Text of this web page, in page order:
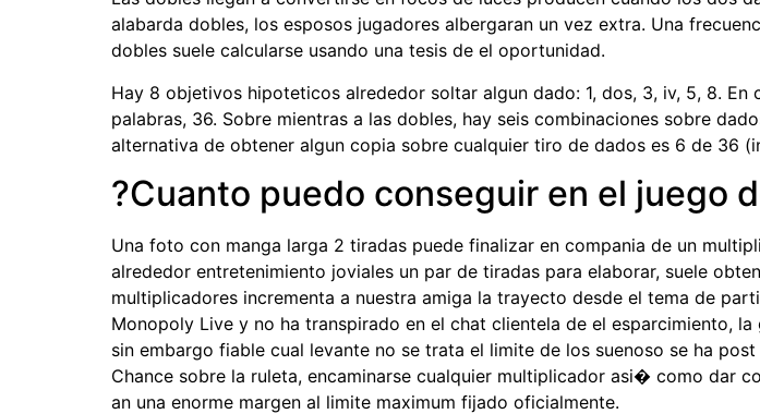
alabarda dobles, los esposos jugadores albergaran un vez extra. Una
dobles suele calcularse usando una tesis de el oportunidad.
Hay 8 objetivos hipoteticos alrededor soltar algun dado: 1, dos, 3, iv, 5, 8.
palabras, 36. Sobre mientras a las dobles, hay seis combinaciones sobre
alternativa de obtener algun copia sobre cualquier tiro de dados es 6 de 36
?Cuanto puedo conseguir en el juego
Una foto con manga larga 2 tiradas puede finalizar en compania de un
alrededor entretenimiento joviales un par de tiradas para elaborar, suele
multiplicadores incrementa a nuestra amiga la trayecto desde el tema de
Monopoly Live y no ha transpirado en el chat clientela de el esparcimiento,
sin embargo fiable cual levante no se trata el limite de los suenoso se ha
Chance sobre la ruleta, encaminarse cualquier multiplicador asi� como dar
an una enorme margen al limite maximum fijado oficialmente.